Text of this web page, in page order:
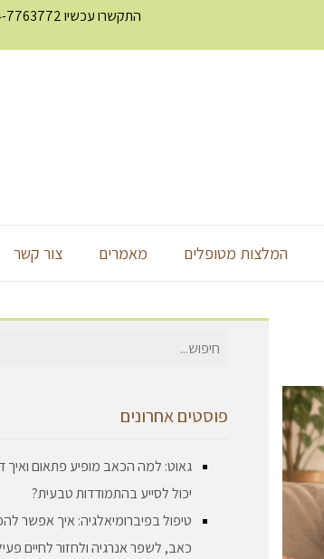
התקשרו עכשיו7763772
המלצות מטופלים מאמרים צור קשר
חיפוש
פוסטים אחרונים
גאוט: למה הכאב מופיע פתאום ואיך
יכול לסייע בהתמודדות טבעית?
טיפול בפיברומיאלגיה: איך אפשר
כאב, לשפר אנרגיה ולחזור לחיים